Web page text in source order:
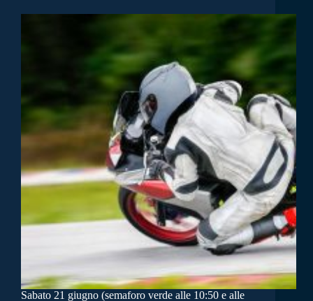
Sabato 21 giugno (semaforo verde alle 10:50 e alle